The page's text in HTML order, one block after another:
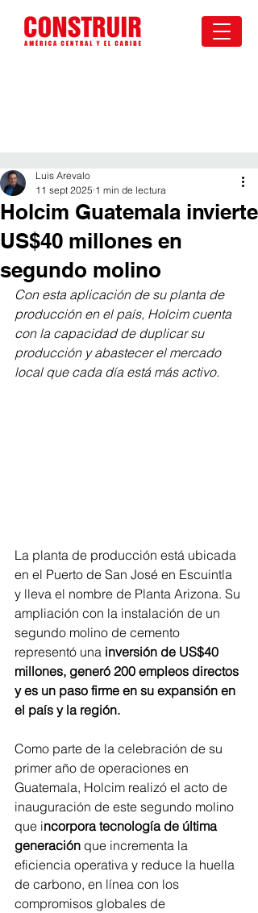
Holcim Guatemala invierte
US$40 millones en
segundo molino
Luis Arevalo
11 sept 2025 1 min de lectura
Con esta aplicación de su planta de
producción en el país, Holcim cuenta
con la capacidad de duplicar su
producción y abastecer el mercado
local que cada día está más activo.
La planta de producción está ubicada
en el Puerto de San José en Escuintla
y lleva el nombre de Planta Arizona. Su
ampliación con la instalación de un
segundo molino de cemento
representó una inversión de US$40
millones, generó 200 empleos directos
y es un paso firme en su expansión en
el país y la región.
Como parte de la celebración de su
primer año de operaciones en
Guatemala, Holcim realizó el acto de
inauguración de este segundo molino
que incorpora tecnología de última
generación que incrementa la
eficiencia operativa y reduce la huella
de carbono, en línea con los
compromisos globales de